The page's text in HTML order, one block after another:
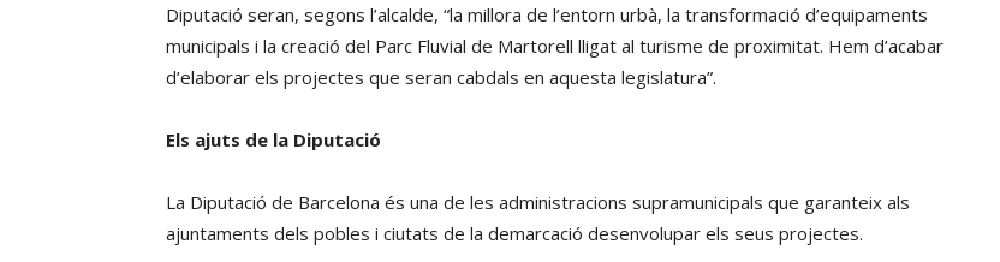
Diputació seran, segons l’alcalde, “la millora de l’entorn urbà, la transformació d’equipaments
municipals i la creació del Parc Fluvial de Martorell lligat al turisme de proximitat. Hem d’acabar
d’elaborar els projectes que seran cabdals en aquesta legislatura”.
Els ajuts de la Diputació
La Diputació de Barcelona és una de les administracions supramunicipals que garanteix als
ajuntaments dels pobles i ciutats de la demarcació desenvolupar els seus projectes.